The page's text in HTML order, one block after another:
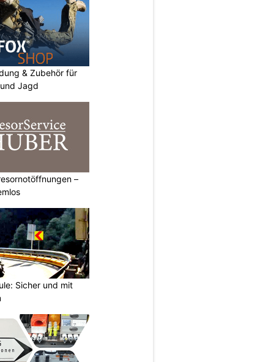
& Zubehör für
Jagd
–
Sicher und mit